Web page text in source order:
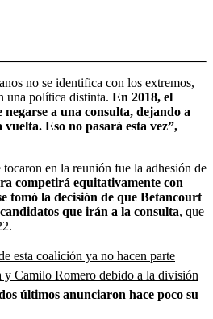
no se identifica con los extremos,
una política distinta. En 2018, el
a una consulta, dejando a
vuelta. Eso no pasará esta vez”,
tocaron en la reunión fue la adhesión de
competirá equitativamente con
tomó la decisión de que Betancourt
que irán a la consulta, que
esta coalición ya no hacen parte
y Camilo Romero debido a la división
últimos anunciaron hace poco su